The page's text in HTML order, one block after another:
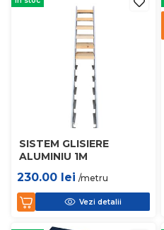
SISTEM GLISIERE
ALUMINIU 1M
230.00 lei /metru
Vezi detalii